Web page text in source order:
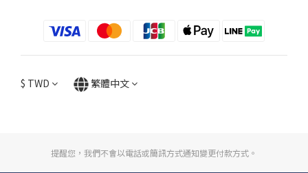
$ TWD 繁體中文
提醒您，我們不會以電話或簡訊方式通知變更付款方式。